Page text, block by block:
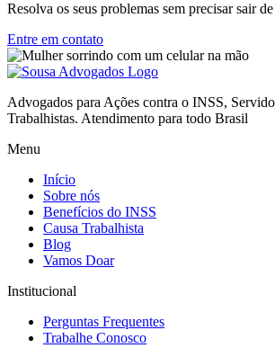
Resolva os seus problemas sem precisar sair de
Entre em contato
Advogados para Ações contra o INSS,
Trabalhistas. Atendimento para todo Brasil
Menu
Início
Sobre nós
Benefícios do INSS
Causa Trabalhista
Blog
Vamos Doar
Institucional
Perguntas Frequentes
Trabalhe Conosco